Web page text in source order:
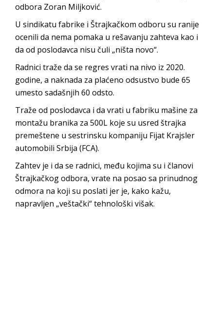
odbora Zoran Miljković.
U sindikatu fabrike i Štrajkačkom odboru su ranije
ocenili da nema pomaka u rešavanju zahteva kao i
da od poslodavca nisu čuli „ništa novo“.
Radnici traže da se regres vrati na nivo iz 2020.
godine, a naknada za plaćeno odsustvo bude 65
umesto sadašnjih 60 odsto.
Traže od poslodavca i da vrati u fabriku mašine za
montažu branika za 500L koje su usred štrajka
premeštene u sestrinsku kompaniju Fijat Krajsler
automobili Srbija (FCA).
Zahtev je i da se radnici, među kojima su i članovi
Štrajkačkog odbora, vrate na posao sa prinudnog
odmora na koji su poslati jer je, kako kažu,
napravljen „veštački“ tehnološki višak.